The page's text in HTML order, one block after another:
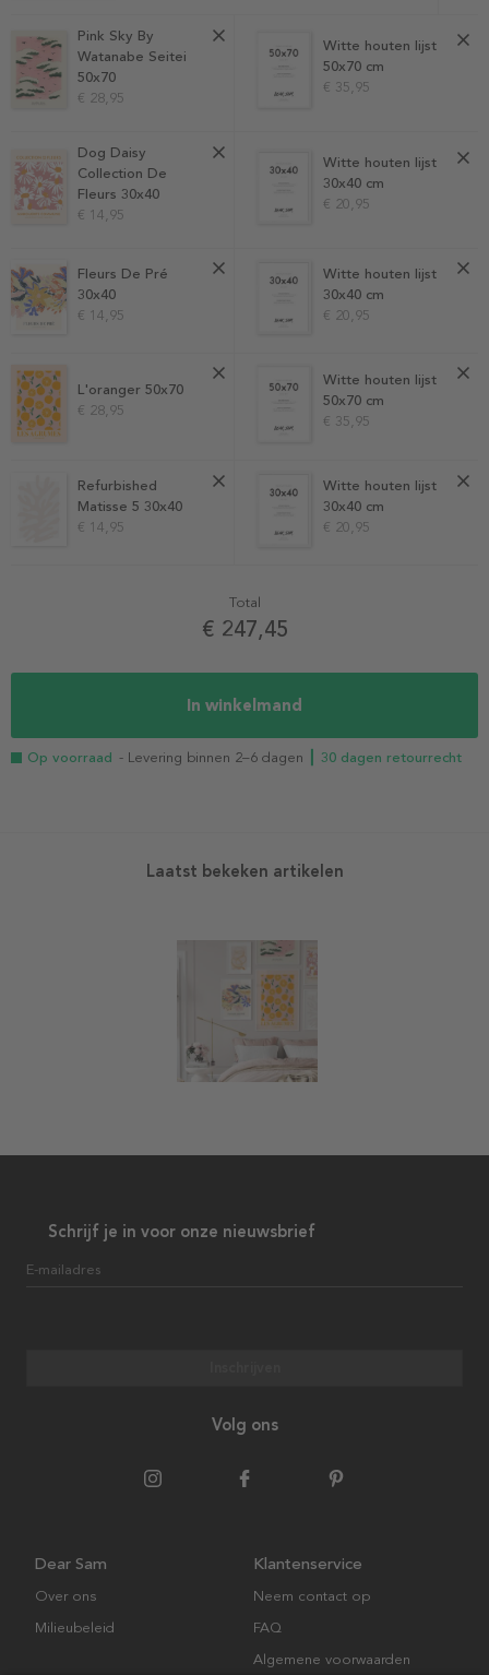
Witte houten lijst
50x70 cm
€ 35,95
Pink Sky By
Watanabe Seitei
50x70
€ 28,95
Witte houten lijst
30x40 cm
€ 20,95
Dog Daisy
Collection De
Fleurs 30x40
€ 14,95
Witte houten lijst
30x40 cm
€ 20,95
Fleurs De Pré
30x40
€ 14,95
Witte houten lijst
50x70 cm
€ 35,95
L'oranger 50x70
€ 28,95
Witte houten lijst
30x40 cm
€ 20,95
Refurbished
Matisse 5 30x40
€ 14,95
Total
€ 247,45
In winkelmand
Op voorraad - Levering binnen 2–6 dagen ┃ 30 dagen retourrecht
Laatst bekeken artikelen
Schrijf je in voor onze nieuwsbrief
E-mailadres
Volg ons
Dear Sam
Over ons
Milieubeleid
Klantenservice
Neem contact op
FAQ
Algemene voorwaarden